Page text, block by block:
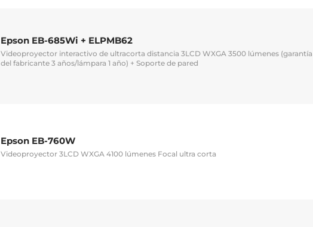
Epson EB-685Wi + ELPMB62
Videoproyector interactivo de ultracorta distancia 3LCD WXGA 3500 lúmenes (garantía
del fabricante 3 años/lámpara 1 año) + Soporte de pared
Epson EB-760W
Videoproyector 3LCD WXGA 4100 lúmenes Focal ultra corta